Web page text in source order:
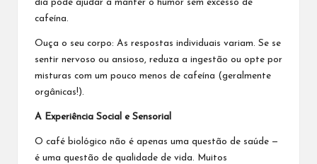
dia pode ajudar a manter o humor sem excesso de
cafeína.
Ouça o seu corpo: As respostas individuais variam. Se se
sentir nervoso ou ansioso, reduza a ingestão ou opte por
misturas com um pouco menos de cafeína (geralmente
orgânicas!).
A Experiência Social e Sensorial
O café biológico não é apenas uma questão de saúde —
é uma questão de qualidade de vida. Muitos